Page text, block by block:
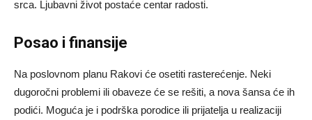
srca. Ljubavni život postaće centar radosti.
Posao i finansije
Na poslovnom planu Rakovi će osetiti rasterećenje. Neki
dugoročni problemi ili obaveze će se rešiti, a nova šansa će ih
podići. Moguća je i podrška porodice ili prijatelja u realizaciji